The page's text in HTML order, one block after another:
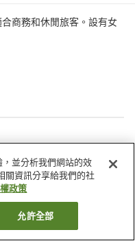
商務和休閒旅客。設有女
場
／美容沙龍
並分析我們網站的效
關資訊分享給我們的社
政策
允許全部